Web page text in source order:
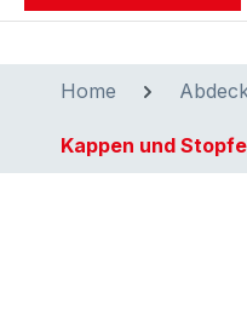
Home
Kappen und